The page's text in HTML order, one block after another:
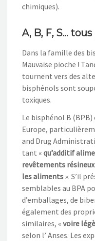
chimiques).
A, B, F, S…
Dans la famille des
Mauvaise pioche !
tournent vers des
bisphénols sont
toxiques.
Le bisphénol B
Europe,
and Drug
tant « qu’additif
revêtements
les aliments ». S’il
semblables au BPA
d’emballages, de
également des
similaires, « voire
selon l’ Anses. Les